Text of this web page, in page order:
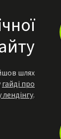
шлях
гайді про
.